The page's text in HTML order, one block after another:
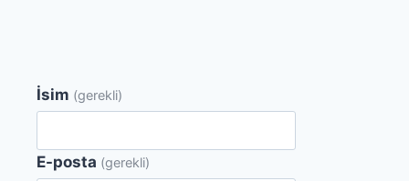
İsim (gerekli)
E-posta (gerekli)